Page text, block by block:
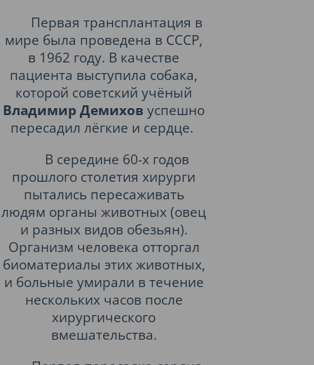
Первая трансплантация в
мире была проведена в СССР,
в 1962 году. В качестве
пациента выступила собака,
которой советский учёный
Владимир Демихов успешно
пересадил лёгкие и сердце.
В середине 60-х годов
прошлого столетия хирурги
пытались пересаживать
людям органы животных (овец
и разных видов обезьян).
Организм человека отторгал
биоматериалы этих животных,
и больные умирали в течение
нескольких часов после
хирургического
вмешательства.